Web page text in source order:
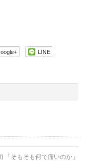
LINE
「そもそも何で痛いのか」